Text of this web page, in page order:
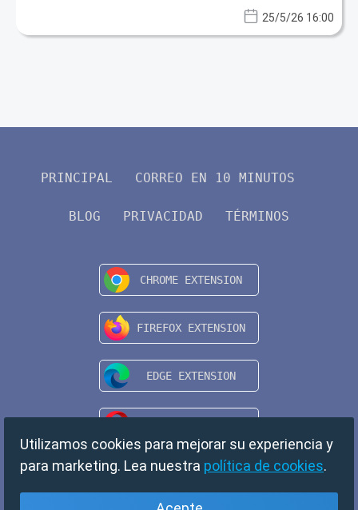
25/5/26 16:00
PRINCIPAL CORREO EN 10 MINUTOS
BLOG PRIVACIDAD TÉRMINOS
Utilizamos cookies para mejorar su experiencia y
para marketing. Lea nuestra política de cookies.